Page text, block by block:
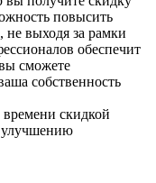
повысить
не выходя за рамки
обеспечит
сможете
собственность
скидкой
улучшению